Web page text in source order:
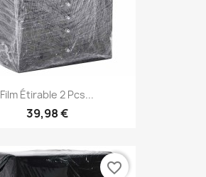
Film Étirable 2 Pcs...
39,98 €
favorite_border